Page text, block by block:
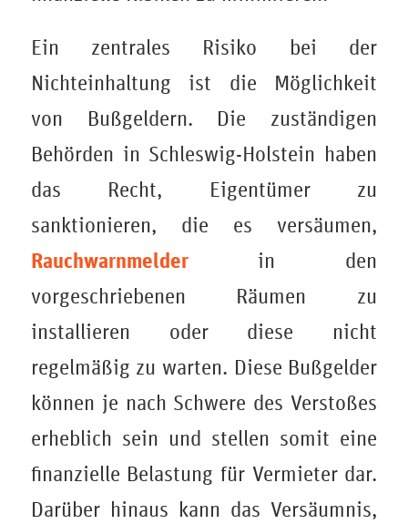
Ein zentrales Risiko bei der
Nichteinhaltung ist die Möglichkeit
von Bußgeldern. Die zuständigen
Behörden in Schleswig-Holstein haben
das Recht, Eigentümer zu
sanktionieren, die es versäumen,
Rauchwarnmelderin den
vorgeschriebenen Räumen zu
installieren oder diese nicht
regelmäßig zu warten. Diese Bußgelder
können je nach Schwere des Verstoßes
erheblich sein und stellen somit eine
finanzielle Belastung für Vermieter dar.
Darüber hinaus kann das Versäumnis,